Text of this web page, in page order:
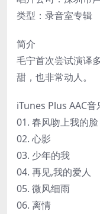
类型：录音室专辑
简介
毛宁首次尝试演译
甜，也非常动人。
iTunes Plus AAC音
01. 春风吻上我的脸
02. 心影
03. 少年的我
04. 再见,我的爱人
05. 微风细雨
06. 离情